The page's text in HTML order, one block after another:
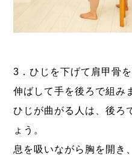
3．ひじを下げて肩甲骨
伸ばして手を後ろで組み
ひじが曲がる人は、後ろ
ょう。
息を吸いながら胸を開き